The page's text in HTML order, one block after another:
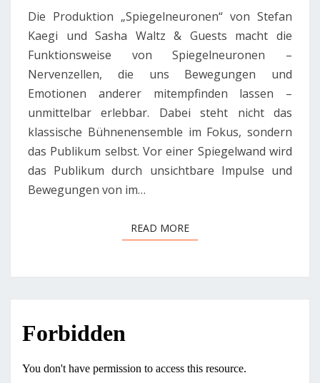
Die Produktion „Spiegelneuronen“ von Stefan
Kaegi und Sasha Waltz & Guests macht die
Funktionsweise von Spiegelneuronen –
Nervenzellen, die uns Bewegungen und
Emotionen anderer mitempfinden lassen –
unmittelbar erlebbar. Dabei steht nicht das
klassische Bühnenensemble im Fokus, sondern
das Publikum selbst. Vor einer Spiegelwand wird
das Publikum durch unsichtbare Impulse und
Bewegungen von im…
READ MOREREAD MORE